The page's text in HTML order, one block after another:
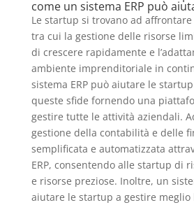
come un sistema ERP può
Le startup si trovano ad
tra cui la gestione delle risorse
di crescere rapidamente e
ambiente imprenditoriale in
sistema ERP può aiutare le
queste sfide fornendo una
gestire tutte le attività aziendali.
gestione della contabilità e delle
semplificata e automatizzata
ERP, consentendo alle startup di
e risorse preziose. Inoltre, un
aiutare le startup a gestire meglio